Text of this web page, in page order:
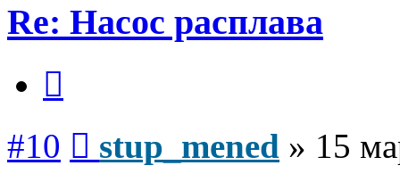
Re: Насос расплава
#10 stup_mened » 15